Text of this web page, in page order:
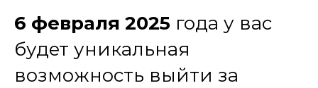
6 февраля 2025 года у вас
будет уникальная
возможность выйти за